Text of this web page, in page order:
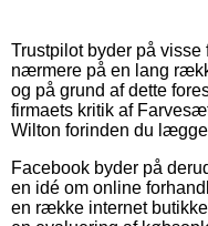
Trustpilot byder på visse
nærmere på en lang
og på grund af dette
firmaets kritik af
Wilton forinden du
Facebook byder på
en idé om online
en række internet